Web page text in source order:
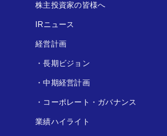
株主投資家の皆様へ
IRニュース
経営計画
・長期ビジョン
・中期経営計画
・ コーポレート・ガバナンス
業績ハイライト